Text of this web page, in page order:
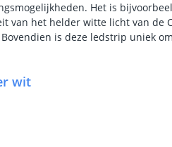
Het is
van het helder witte licht van de
is deze ledstrip uniek
wit